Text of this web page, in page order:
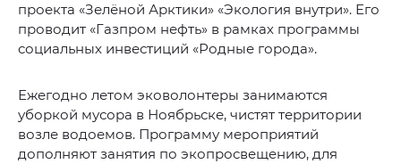
проекта «Зелёной Арктики» «Экология внутри». Его
проводит «Газпром нефть» в рамках программы
социальных инвестиций «Родные города».
Ежегодно летом эковолонтеры занимаются
уборкой мусора в Ноябрьске, чистят территории
возле водоемов. Программу мероприятий
дополняют занятия по экопросвещению, для